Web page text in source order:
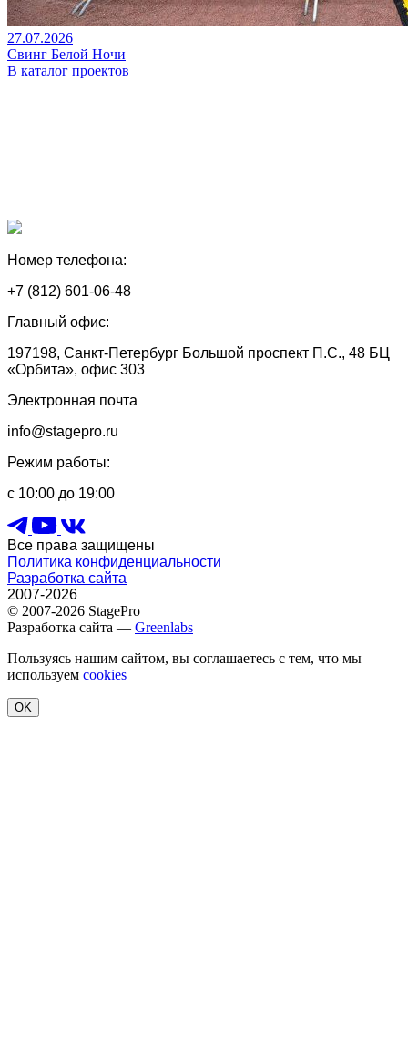
27.07.2026
Свинг Белой Ночи
В каталог проектов
Номер телефона:
+7 (812) 601-06-48
Главный офис:
197198, Санкт-Петербург Большой проспект П.С., 48 БЦ
«Орбита», офис 303
Электронная почта
info@stagepro.ru
Режим работы:
с 10:00 до 19:00
Все права защищены
Политика конфиденциальности
Разработка сайта
2007-2026
© 2007-2026 StagePro
Разработка сайта — Greenlabs
Пользуясь нашим сайтом, вы соглашаетесь с тем, что мы
используем cookies
OK